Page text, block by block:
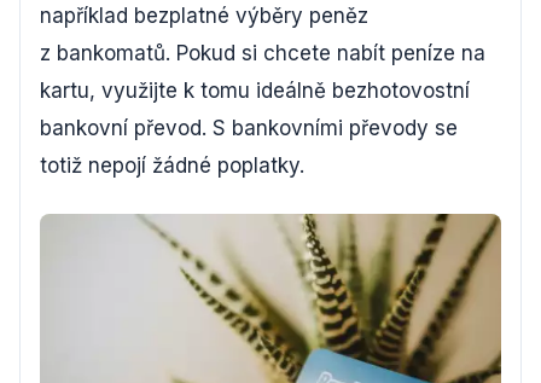
například bezplatné výběry peněz
z bankomatů. Pokud si chcete nabít peníze na
kartu, využijte k tomu ideálně bezhotovostní
bankovní převod. S bankovními převody se
totiž nepojí žádné poplatky.